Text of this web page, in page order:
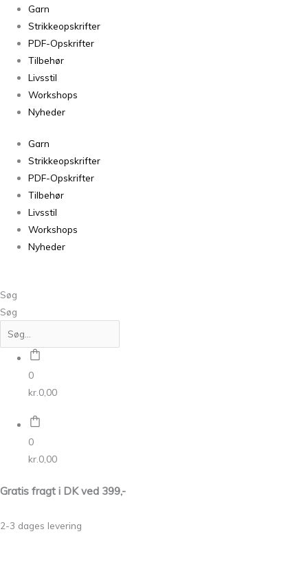
Garn
Strikkeopskrifter
PDF-Opskrifter
Tilbehør
Livsstil
Workshops
Nyheder
Garn
Strikkeopskrifter
PDF-Opskrifter
Tilbehør
Livsstil
Workshops
Nyheder
Søg
Søg
0
kr. 0,00
0
kr. 0,00
Gratis fragt i DK ved 399,-
2-3 dages levering
Soul
Flieder
Spex
antal